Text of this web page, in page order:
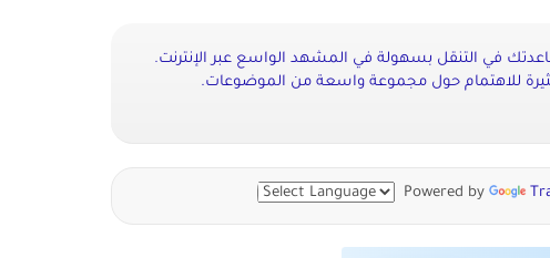
في التنقل بسهولة في المشهد الواسع عبر الإنترنت.
للاهتمام حول مجموعة واسعة من الموضوعات.
Powered by